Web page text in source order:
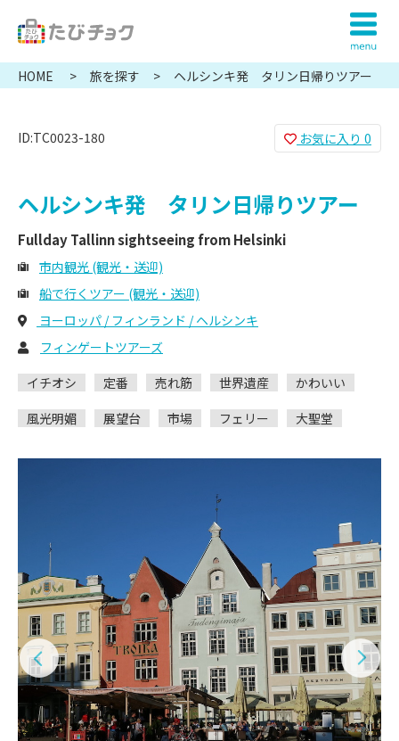
HOME 旅を探す ヘルシンキ発 タリン日帰りツアー
ID:TC0023-180 お気に入り 0
ヘルシンキ発 タリン日帰りツアー
Fullday Tallinn sightseeing from Helsinki
市内観光 (観光・送迎)
船で行くツアー (観光・送迎)
ヨーロッパ / フィンランド / ヘルシンキ
フィンゲートツアーズ
イチオシ
定番 売れ筋 世界遺産
かわいい
風光明媚
展望台 市場 フェリー 大聖堂